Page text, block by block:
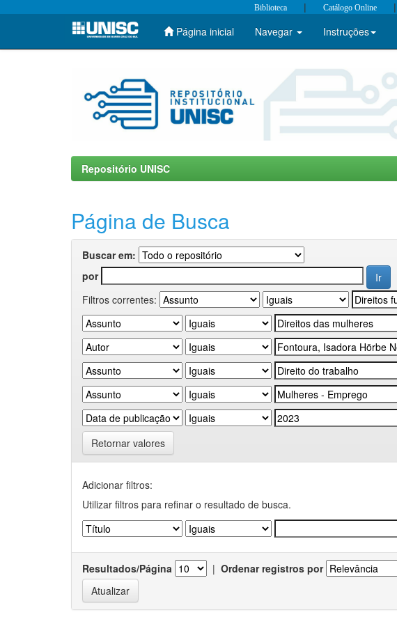
Skip
Biblioteca | Catálogo Online |
Página inicial Navegar Instruções
Repositório UNISC
Página de Busca
Buscar em:
por
Filtros correntes:
Retornar valores
Adicionar filtros:
Utilizar filtros para refinar o resultado de busca.
Resultados/Página | Ordenar registros por